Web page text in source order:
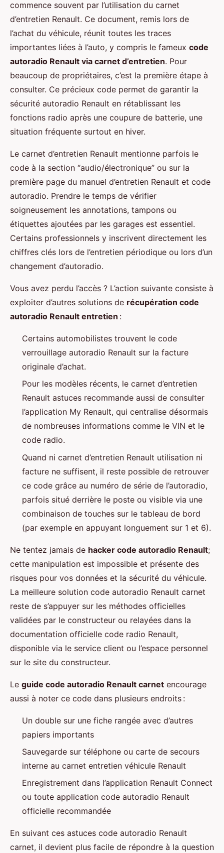
commence souvent par l’utilisation du carnet
d’entretien Renault. Ce document, remis lors de
l’achat du véhicule, réunit toutes les traces
importantes liées à l’auto, y compris le fameux code
autoradio Renault via carnet d’entretien. Pour
beaucoup de propriétaires, c’est la première étape à
consulter. Ce précieux code permet de garantir la
sécurité autoradio Renault en rétablissant les
fonctions radio après une coupure de batterie, une
situation fréquente surtout en hiver.
Le carnet d’entretien Renault mentionne parfois le
code à la section “audio/électronique” ou sur la
première page du manuel d’entretien Renault et code
autoradio. Prendre le temps de vérifier
soigneusement les annotations, tampons ou
étiquettes ajoutées par les garages est essentiel.
Certains professionnels y inscrivent directement les
chiffres clés lors de l’entretien périodique ou lors d’un
changement d’autoradio.
Vous avez perdu l’accès ? L’action suivante consiste à
exploiter d’autres solutions de récupération code
autoradio Renault entretien :
Certains automobilistes trouvent le code
verrouillage autoradio Renault sur la facture
originale d’achat.
Pour les modèles récents, le carnet d’entretien
Renault astuces recommande aussi de consulter
l’application My Renault, qui centralise désormais
de nombreuses informations comme le VIN et le
code radio.
Quand ni carnet d’entretien Renault utilisation ni
facture ne suffisent, il reste possible de retrouver
ce code grâce au numéro de série de l’autoradio,
parfois situé derrière le poste ou visible via une
combinaison de touches sur le tableau de bord
(par exemple en appuyant longuement sur 1 et 6).
Ne tentez jamais de hacker code autoradio Renault;
cette manipulation est impossible et présente des
risques pour vos données et la sécurité du véhicule.
La meilleure solution code autoradio Renault carnet
reste de s’appuyer sur les méthodes officielles
validées par le constructeur ou relayées dans la
documentation officielle code radio Renault,
disponible via le service client ou l’espace personnel
sur le site du constructeur.
Le guide code autoradio Renault carnet encourage
aussi à noter ce code dans plusieurs endroits :
Un double sur une fiche rangée avec d’autres
papiers importants
Sauvegarde sur téléphone ou carte de secours
interne au carnet entretien véhicule Renault
Enregistrement dans l’application Renault Connect
ou toute application code autoradio Renault
officielle recommandée
En suivant ces astuces code autoradio Renault
carnet, il devient plus facile de répondre à la question